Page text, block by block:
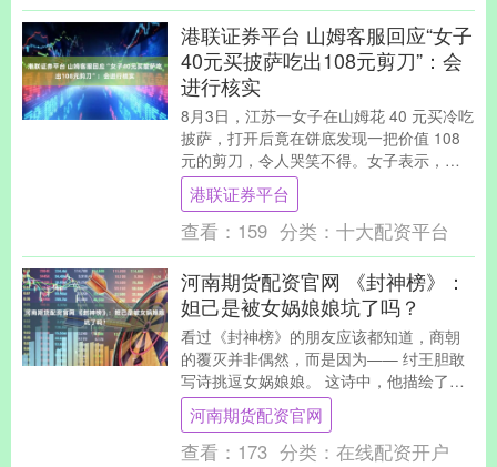
港联证券平台 山姆客服回应“女子
40元买披萨吃出108元剪刀”：会
进行核实
8月3日，江苏一女子在山姆花 40 元买冷吃
披萨，打开后竟在饼底发现一把价值 108
元的剪刀，令人哭笑不得。女子表示，当
时还特地选择了一个较重的，没想到竟然
是....
港联证券平台
查看： 159 分类： 十大配资平台
河南期货配资官网 《封神榜》：
妲己是被女娲娘娘坑了吗？
看过《封神榜》的朋友应该都知道，商朝
的覆灭并非偶然，而是因为—— 纣王胆敢
写诗挑逗女娲娘娘。 这诗中，他描绘了梨
花带雨、芍药含烟的美丽景象，调侃道：
“梨花带雨....
河南期货配资官网
查看： 173 分类： 在线配资开户